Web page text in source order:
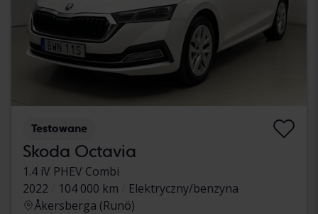
Testowane
Skoda Octavia
1.4 iV PHEV Combi
2022
104 000 km
Elektryczny/benzyna
Åkersberga (Runö)